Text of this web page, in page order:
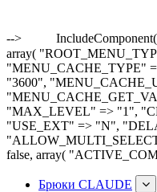
-->
array(
"MENU_CACHE_TYPE"
"3600",
"MAX_LEVEL" => "1",
"USE_EXT" => "N",
false, array(
Брюки CLAUDE